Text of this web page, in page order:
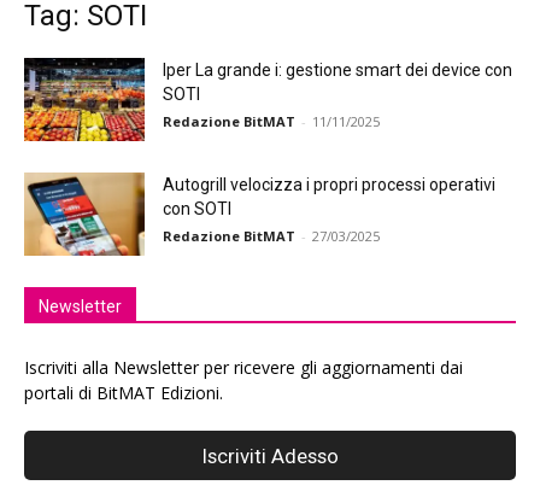
Tag: SOTI
Iper La grande i: gestione smart dei device con
SOTI
Redazione BitMAT - 11/11/2025
Autogrill velocizza i propri processi operativi
con SOTI
Redazione BitMAT - 27/03/2025
Newsletter
Iscriviti alla Newsletter per ricevere gli aggiornamenti dai
portali di BitMAT Edizioni.